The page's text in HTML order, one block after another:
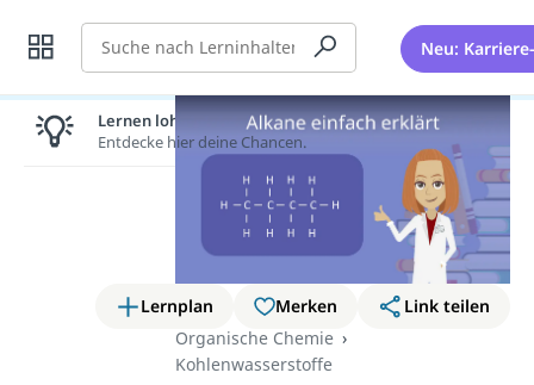
Suche Neu:
Lernplan Merken
Link teilen
Organische Chemie
Kohlenwasserstoffe
Lernen lohnt sich!
Entdecke hier deine Chancen.